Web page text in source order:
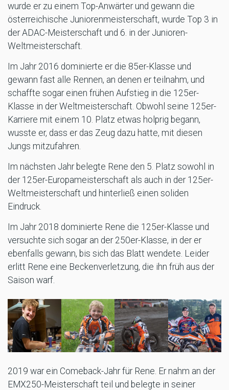
wurde er zu einem Top-Anwärter und gewann die
österreichische Juniorenmeisterschaft, wurde Top 3 in
der ADAC-Meisterschaft und 6. in der Junioren-
Weltmeisterschaft.
Im Jahr 2016 dominierte er die 85er-Klasse und
gewann fast alle Rennen, an denen er teilnahm, und
schaffte sogar einen frühen Aufstieg in die 125er-
Klasse in der Weltmeisterschaft. Obwohl seine 125er-
Karriere mit einem 10. Platz etwas holprig begann,
wusste er, dass er das Zeug dazu hatte, mit diesen
Jungs mitzufahren.
Im nächsten Jahr belegte Rene den 5. Platz sowohl in
der 125er-Europameisterschaft als auch in der 125er-
Weltmeisterschaft und hinterließ einen soliden
Eindruck.
Im Jahr 2018 dominierte Rene die 125er-Klasse und
versuchte sich sogar an der 250er-Klasse, in der er
ebenfalls gewann, bis sich das Blatt wendete. Leider
erlitt Rene eine Beckenverletzung, die ihn früh aus der
Saison warf.
2019 war ein Comeback-Jahr für Rene. Er nahm an der
EMX250-Meisterschaft teil und belegte in seiner